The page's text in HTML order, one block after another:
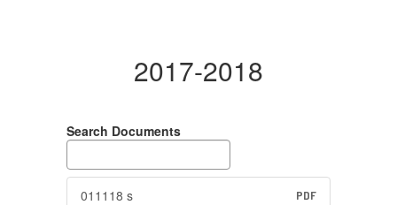
2017-2018
Search Documents
011118 s PDF